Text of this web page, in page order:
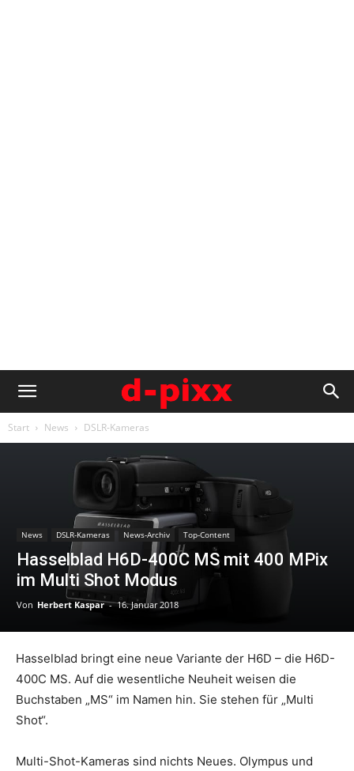
Start News DSLR-Kameras
News DSLR-Kameras News-Archiv Top-Content
Hasselblad H6D-400C MS mit 400 MPix
im Multi Shot Modus
Von Herbert Kaspar - 16. Januar 2018
Hasselblad bringt eine neue Variante der H6D – die H6D-
400C MS. Auf die wesentliche Neuheit weisen die
Buchstaben „MS“ im Namen hin. Sie stehen für „Multi
Shot“.
Multi-Shot-Kameras sind nichts Neues. Olympus und